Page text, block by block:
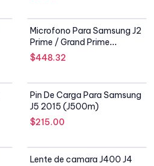
SIN STOCK
Microfono Para Samsung J2
Prime / Grand Prime
(g530/g532)
$448.32
SIN STOCK
Pin De Carga Para Samsung
J5 2015 (J500m)
$215.00
Lente de camara J400 J4